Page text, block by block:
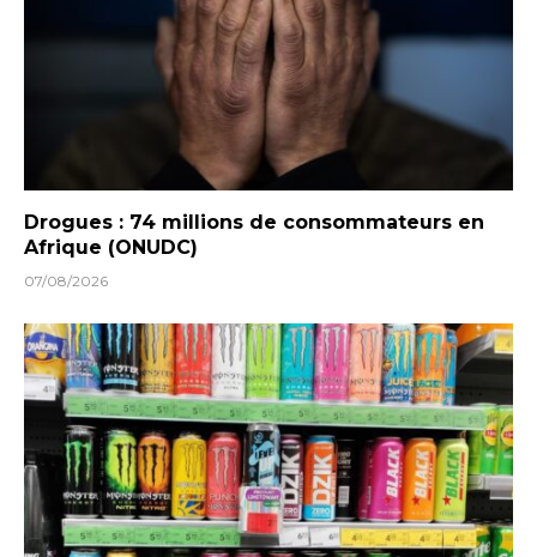
Drogues : 74 millions de consommateurs en
Afrique (ONUDC)
07/08/2026